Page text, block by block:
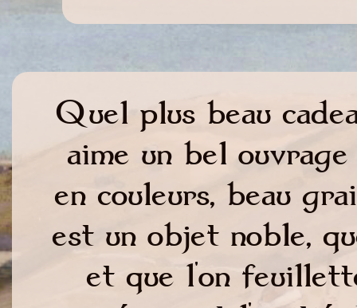
Quel plus beau
aime un bel
en couleurs, beau
est un objet noble,
et que l'on